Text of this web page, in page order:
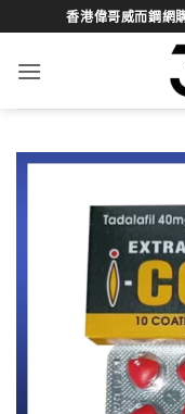
to
content
香港偉哥威而鋼網